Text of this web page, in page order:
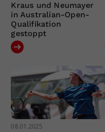
Kraus und Neumayer
in Australian-Open-
Qualifikation
gestoppt
08.01.2025